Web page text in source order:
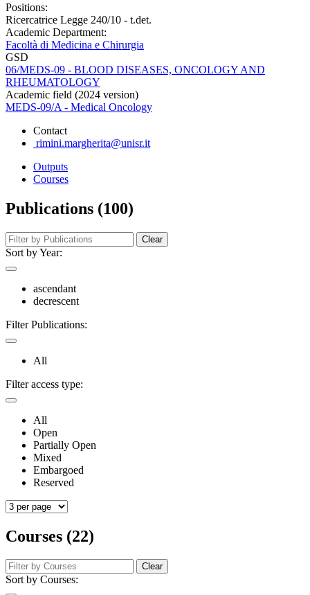
Positions:
Ricercatrice Legge 240/10 - t.det.
Academic Department:
Facoltà di Medicina e Chirurgia
GSD
06/MEDS-09 - BLOOD DISEASES, ONCOLOGY AND
RHEUMATOLOGY
Academic field (2024 version)
MEDS-09/A - Medical Oncology
Contact
rimini.margherita@unisr.it
Outputs
Courses
Publications (100)
Clear
Sort by Year:
ascendant
decrescent
Filter Publications:
All
Filter access type:
All
Open
Partially Open
Mixed
Embargoed
Reserved
Courses (22)
Clear
Sort by Courses: